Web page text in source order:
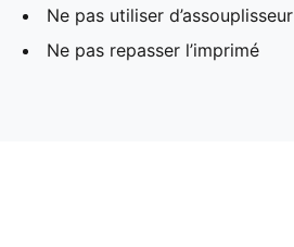
Ne pas utiliser d’assouplisseur
Ne pas repasser l’imprimé